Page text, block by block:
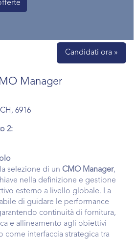
Candidati ora »
Manager
6916
2:
selezione di un CMO Manager,
nella definizione e gestione
esterno a livello globale. La
di guidare le performance
continuità di fornitura,
e allineamento agli obiettivi
come interfaccia strategica tra